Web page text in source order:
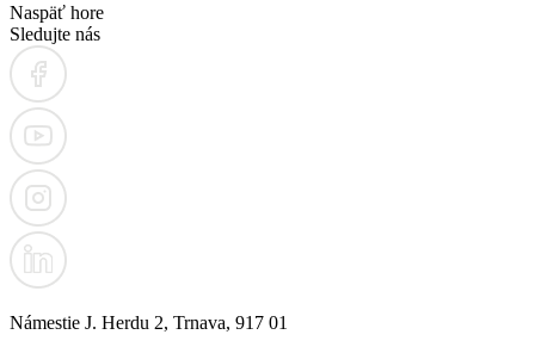
Naspäť hore
Sledujte nás
Námestie J. Herdu 2, Trnava, 917 01